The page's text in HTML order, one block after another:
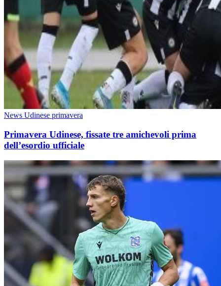
News Udinese primavera
Primavera Udinese, fissate tre amichevoli prima
dell’esordio ufficiale